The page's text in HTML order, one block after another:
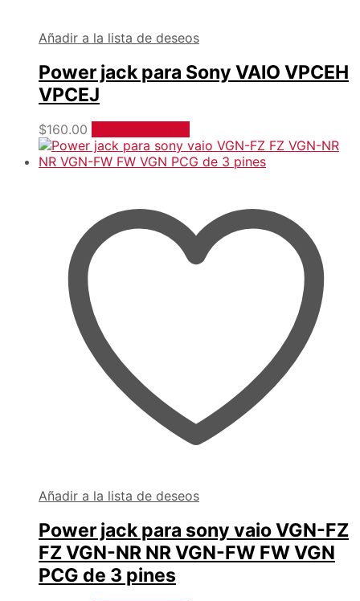
Añadir a la lista de deseos
Power jack para Sony VAIO VPCEH
VPCEJ
$160.00
Añadir a la lista de deseos
Power jack para sony vaio VGN-FZ
FZ VGN-NR NR VGN-FW FW VGN
PCG de 3 pines